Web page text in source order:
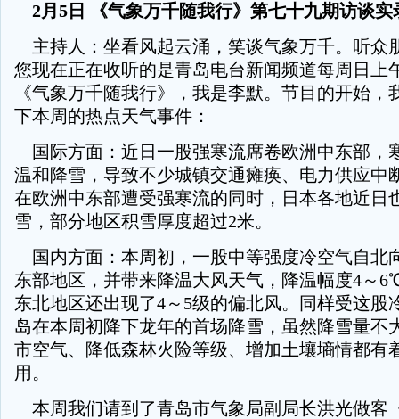
2月5日 《气象万千随我行》第七十九期访谈实
主持人：坐看风起云涌，笑谈气象万千。听众
您现在正在收听的是青岛电台新闻频道每周日上
《气象万千随我行》，我是李默。节目的开始，
下本周的热点天气事件：
国际方面：近日一股强寒流席卷欧洲中东部，
温和降雪，导致不少城镇交通瘫痪、电力供应中
在欧洲中东部遭受强寒流的同时，日本各地近日
雪，部分地区积雪厚度超过2米。
国内方面：本周初，一股中等强度冷空气自北
东部地区，并带来降温大风天气，降温幅度4～
东北地区还出现了4～5级的偏北风。同样受这股
岛在本周初降下龙年的首场降雪，虽然降雪量不
市空气、降低森林火险等级、增加土壤墒情都有
用。
本周我们请到了青岛市气象局副局长洪光做客